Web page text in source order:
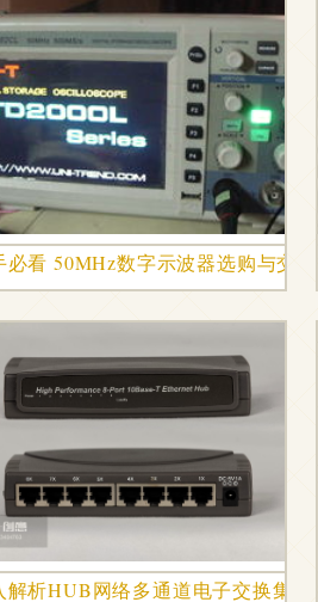
必看 50MHz数字示波器选购与交
企业级网络的高性价比之选
解析HUB网络多通道电子交换集